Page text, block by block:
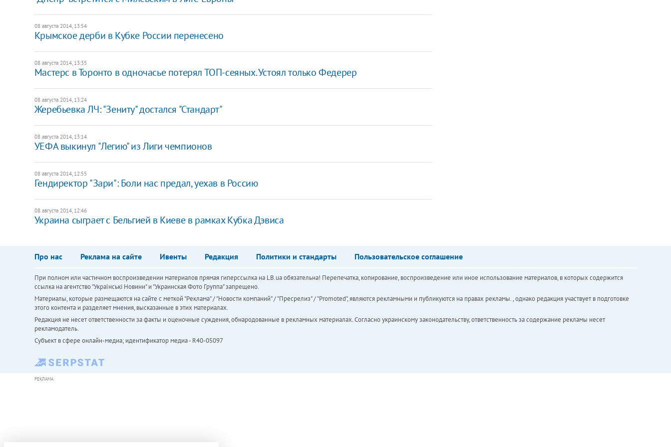
08 августа 2014, 13:54
Крымское дерби в Кубке России перенесено
08 августа 2014, 13:35
Мастерс в Торонто в одночасье потерял ТОП-сеяных. Устоял только Федерер
08 августа 2014, 13:24
Жеребьевка ЛЧ: "Зениту" достался "Стандарт"
08 августа 2014, 13:14
УЕФА выкинул "Легию" из Лиги чемпионов
08 августа 2014, 12:55
Гендиректор "Зари": Боли нас предал, уехав в Россию
08 августа 2014, 12:46
Украина сыграет с Бельгией в Киеве в рамках Кубка Дэвиса
Про нас Реклама на сайте Ивенты Редакция Политики и стандарты Пользовательское соглашение
При полном или частичном воспроизведении материалов прямая гиперссылка на LB.ua обязательна! Перепечатка, копирование, воспроизведение или иное использование материалов, в которых содержится
ссылка на агентство "Українськi Новини" и "Украинская Фото Группа" запрещено.
Материалы, которые размещаются на сайте с меткой "Реклама" / "Новости компаний" / "Пресрелиз" / "Promoted", являются рекламными и публикуются на правах рекламы. , однако редакция участвует в подготовке
этого контента и разделяет мнения, высказанные в этих материалах.
Редакция не несет ответственности за факты и оценочные суждения, обнародованные в рекламных материалах. Согласно украинскому законодательству, ответственность за содержание рекламы несет
рекламодатель.
Субъект в сфере онлайн-медиа; идентификатор медиа - R40-05097
РЕКЛАМА